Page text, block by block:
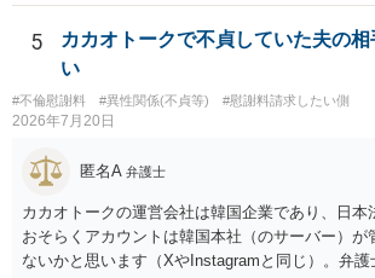
婚する、慰謝料をとるなど）ことができると思わ
貞発覚後、長期間同居を続けると、不貞を許し
場合がありますので、ご注意ください。 以上、ご
5
カカオトークで不貞していた夫の
い
#不倫慰謝料 #異性関係(不貞等) #慰謝料請求したい側
2026年7月20日
匿名A 弁護士
カカオトークの運営会社は韓国企業であり、日本
おそらくアカウントは韓国本社（のサーバー）が
ないかと思います（XやInstagramと同じ）。弁